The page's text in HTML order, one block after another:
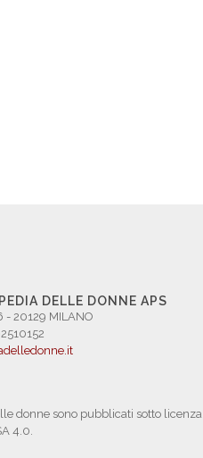
DELLE DONNE APS
- 20129 MILANO
donne sono pubblicati sotto licenza
4.0.